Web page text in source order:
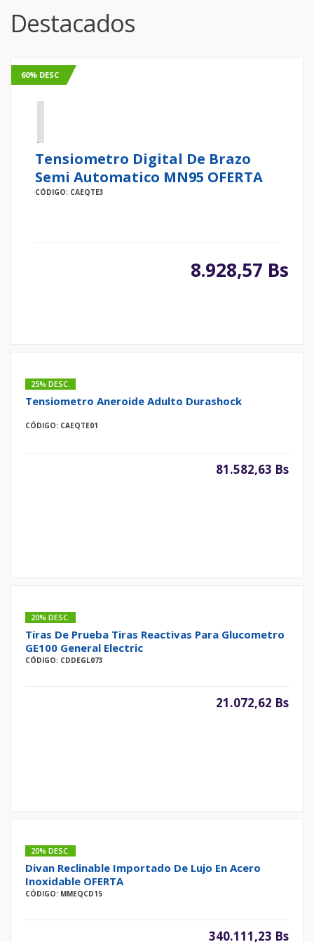
Destacados
60% DESC
Tensiometro Digital De Brazo
Semi Automatico MN95 OFERTA
CÓDIGO: CAEQTE3
8.928,57 Bs
25% DESC.
Tensiometro Aneroide Adulto Durashock
CÓDIGO: CAEQTE01
81.582,63 Bs
20% DESC.
Tiras De Prueba Tiras Reactivas Para Glucometro
GE100 General Electric
CÓDIGO: CDDEGL073
21.072,62 Bs
20% DESC.
Divan Reclinable Importado De Lujo En Acero
Inoxidable OFERTA
CÓDIGO: MMEQCD15
340.111,23 Bs